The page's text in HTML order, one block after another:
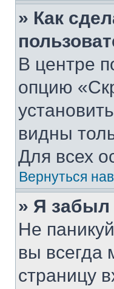
» Как
В центре
опцию
видны
Для всех
Вернуться
» Я забыл
Не
вы всегда
страницу